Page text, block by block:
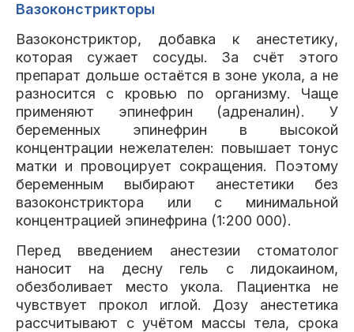
Вазоконстрикторы
Вазоконстриктор, добавка к анестетику,
которая сужает сосуды. За счёт этого
препарат дольше остаётся в зоне укола, а не
разносится с кровью по организму. Чаще
применяют эпинефрин (адреналин). У
беременных эпинефрин в высокой
концентрации нежелателен: повышает тонус
матки и провоцирует сокращения. Поэтому
беременным выбирают анестетики без
вазоконстриктора или с минимальной
концентрацией эпинефрина (1:200 000).
Перед введением анестезии стоматолог
наносит на десну гель с лидокаином,
обезболивает место укола. Пациентка не
чувствует прокол иглой. Дозу анестетика
рассчитывают с учётом массы тела, срока